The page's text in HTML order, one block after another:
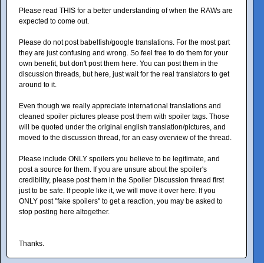
Please read THIS for a better understanding of when the RAWs are
expected to come out.
Please do not post babelfish/google translations. For the most part
they are just confusing and wrong. So feel free to do them for your
own benefit, but don't post them here. You can post them in the
discussion threads, but here, just wait for the real translators to get
around to it.
Even though we really appreciate international translations and
cleaned spoiler pictures please post them with spoiler tags. Those
will be quoted under the original english translation/pictures, and
moved to the discussion thread, for an easy overview of the thread.
Please include ONLY spoilers you believe to be legitimate, and
post a source for them. If you are unsure about the spoiler's
credibility, please post them in the Spoiler Discussion thread first
just to be safe. If people like it, we will move it over here. If you
ONLY post "fake spoilers" to get a reaction, you may be asked to
stop posting here altogether.
Thanks.